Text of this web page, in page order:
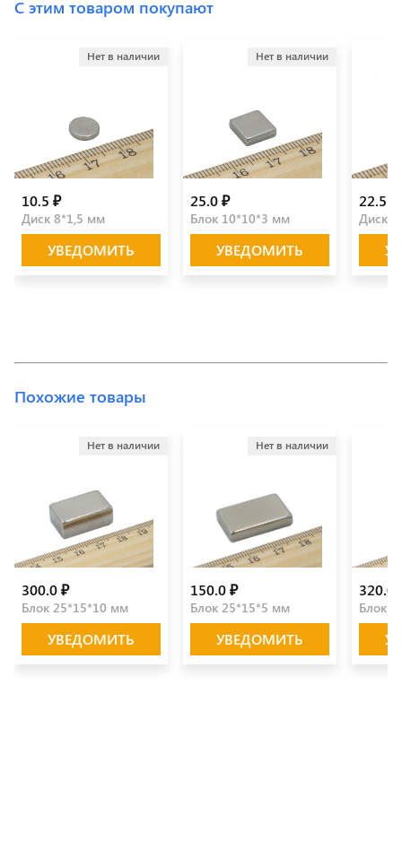
С этим товаром покупают
Нет в наличии
10.5 ₽
Диск 8*1,5 мм
УВЕДОМИТЬ
Нет в наличии
25.0 ₽
Блок 10*10*3 мм
УВЕДОМИТЬ
22.5 ₽
Диск
Похожие товары
Нет в наличии
300.0 ₽
Блок 25*15*10 мм
УВЕДОМИТЬ
Нет в наличии
150.0 ₽
Блок 25*15*5 мм
УВЕДОМИТЬ
320.0
Блок